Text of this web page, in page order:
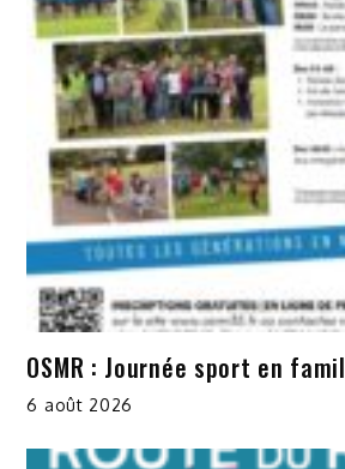
OSMR : Journée sport en
6 août 2026